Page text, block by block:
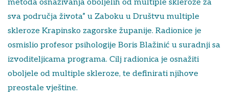
metoda osnaživanja oboljelih od multiple skleroze za
sva područja života” u Zaboku u Društvu multiple
skleroze Krapinsko zagorske županije. Radionice je
osmislio profesor psihologije Boris Blažinić u suradnji sa
izvoditeljicama programa. Cilj radionica je osnažiti
oboljele od multiple skleroze, te definirati njihove
preostale vještine.